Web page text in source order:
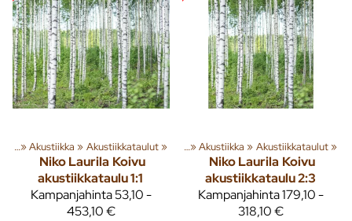
‪»Akustiikka ‪» Akustiikkataulut‪»
Niko Laurila Koivu
akustiikkataulu 1:1
Kampanjahinta53,10 -
453,10 €
Tuoteryhmiä ja tuotteita‪»Sisusta‪»Akustiikka ‪» Akustiikkataulut‪»
Niko Laurila Koivu
akustiikkataulu 2:3
Kampanjahinta179,10 -
318,10 €